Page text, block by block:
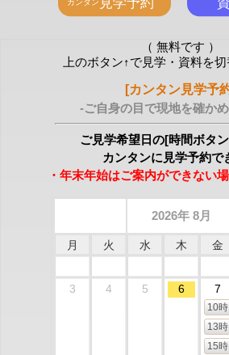
（ 無料です ）
上のボタン↑で見学・資料を
[カンタン見学予
-ご自身の目で現地を確か
ご見学希望日の[時間ボタ
カンタンに見学予約で
・年末年始はご案内ができない
2026年 8月
月 火 水 木 金
3
4 5 6 7
10時
13時
15時